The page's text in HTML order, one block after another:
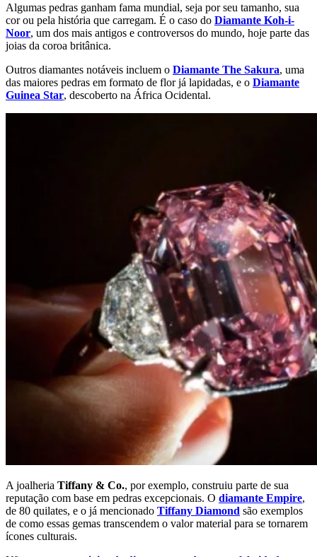
Algumas pedras ganham fama mundial, seja por seu tamanho, sua
cor ou pela história que carregam. É o caso do Diamante Koh-i-
Noor, um dos mais antigos e controversos do mundo, hoje parte das
joias da coroa britânica.
Outros diamantes notáveis incluem o Diamante The Sakura, uma
das maiores pedras em formato de flor já lapidadas, e o Diamante
Guinea Star, descoberto na África Ocidental.
A joalheria Tiffany & Co., por exemplo, construiu parte de sua
reputação com base em pedras excepcionais. O diamante Empire,
de 80 quilates, e o já mencionado Tiffany Diamond são exemplos
de como essas gemas transcendem o valor material para se tornarem
ícones culturais.